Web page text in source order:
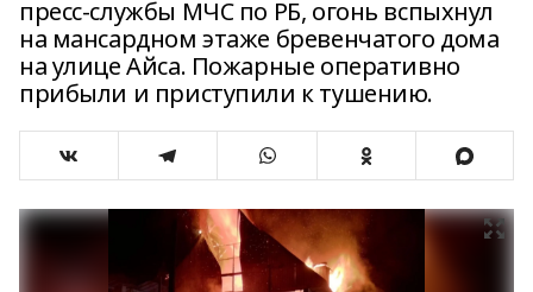
пресс-службы МЧС по РБ, огонь вспыхнул
на мансардном этаже бревенчатого дома
на улице Айса. Пожарные оперативно
прибыли и приступили к тушению.